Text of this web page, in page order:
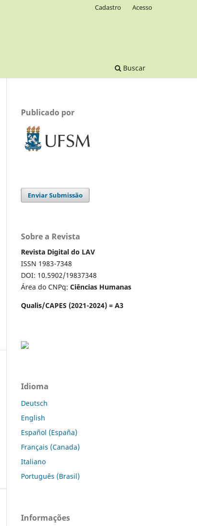
Buscar
Cadastro Acesso
Publicado por
Enviar Submissão
Sobre a Revista
Revista Digital do LAV
ISSN 1983-7348
DOI: 10.5902/19837348
Área do CNPq: Ciências Humanas
Qualis/CAPES (2021-2024) = A3
Idioma
Deutsch
English
Español (España)
Français (Canada)
Italiano
Português (Brasil)
Informações